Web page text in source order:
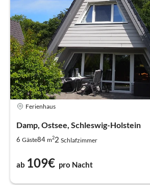
Ferienhaus
Damp, Ostsee, Schleswig-Holstein
6 Gäste84 m22 Schlafzimmer
ab 109€ pro Nacht